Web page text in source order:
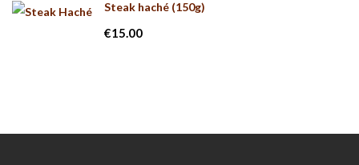
Steak haché (150g)
€15.00